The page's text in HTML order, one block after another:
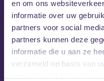
en om ons
informatie over uw
partners voor social
partners kunnen deze
informatie die u aan ze
verzameld op basis van
altijd gemeend en recht op
debuut EP uitkomen.